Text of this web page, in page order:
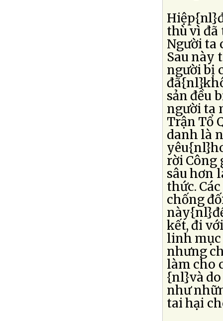
thù vì đã
Người ta
Sau này
người bị
sản đều
người ta
Trận Tổ
danh là
rời Công
sâu hơn
thức.
chống
kết, đi
linh mục
nhưng
làm cho
{nl}và
như
tai hại